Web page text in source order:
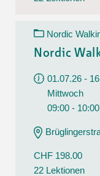
Nordic
Nordic
01.07.26 -
Mittwoch
09:00 -
CHF 198.00
22 Lektionen